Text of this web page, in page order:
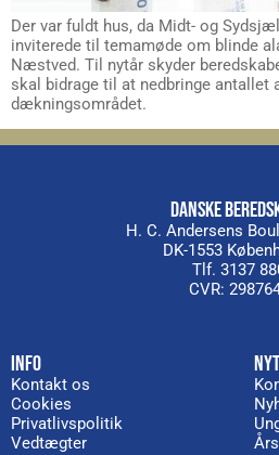
Der var fuldt hus, da Midt- og
inviterede til temamøde om blinde
Næstved. Til nytår skyder
skal bidrage til at nedbringe antallet
dækningsområdet.
DANSKE
H. C. Andersens
DK-1553
Tlf. 3137
CVR:
INFO
Kontakt os
Cookies
Privatlivspolitik
Vedtægter